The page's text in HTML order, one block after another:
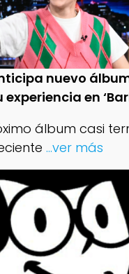
nuevo
en
álbum casi
...ver más